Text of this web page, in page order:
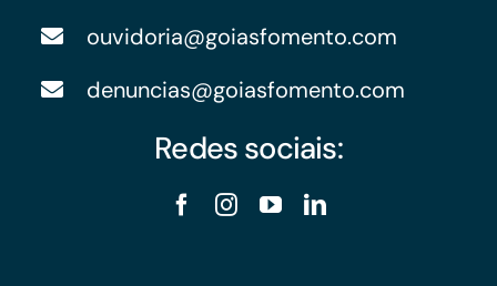
ouvidoria@goiasfomento.com
denuncias@goiasfomento.com
Redes sociais: